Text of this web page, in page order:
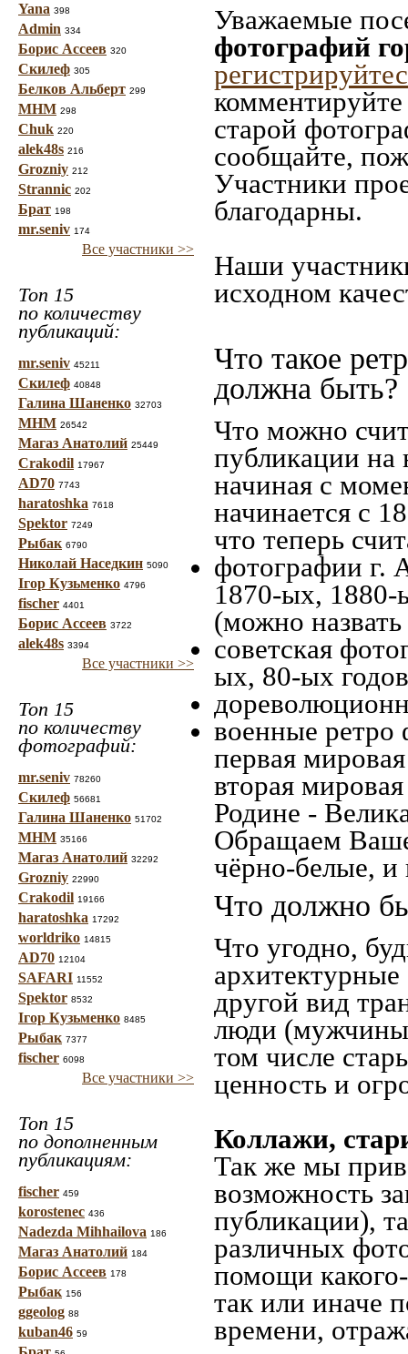
Yana 398
Admin 334
Борис Ассеев 320
Скилеф 305
Белков Альберт 299
МНМ 298
Chuk 220
alek48s 216
Grozniy 212
Strannic 202
Брат 198
mr.seniv 174
Все участники >>
Топ 15
по количеству
публикаций:
mr.seniv 45211
Скилеф 40848
Галина Шаненко 32703
МНМ 26542
Магаз Анатолий 25449
Crakodil 17967
AD70 7743
haratoshka 7618
Spektor 7249
Рыбак 6790
Николай Наседкин 5090
Ігор Кузьменко 4796
fischer 4401
Борис Ассеев 3722
alek48s 3394
Все участники >>
Топ 15
по количеству
фотографий:
mr.seniv 78260
Скилеф 56681
Галина Шаненко 51702
МНМ 35166
Магаз Анатолий 32292
Grozniy 22990
Crakodil 19166
haratoshka 17292
worldriko 14815
AD70 12104
SAFARI 11552
Spektor 8532
Ігор Кузьменко 8485
Рыбак 7377
fischer 6098
Все участники >>
Топ 15
по дополненным
публикациям:
fischer 459
korostenec 436
Nadezda Mihhailova 186
Магаз Анатолий 184
Борис Ассеев 178
Рыбак 156
ggeolog 88
kuban46 59
Уважаемые
фотографий
старой
сообщайте,
Участники
благодарны.
Наши
исходном
Что такое
должна быть?
Что можно
публикации
начиная c
начинается с
что теперь
фотографии г.
1870-ых, 1880-
(можно
советская
ых, 80-ых
военные ретро
первая
вторая
Родине -
Обращаем
чёрно-белые, и
Что должно
Что угодно,
другой вид
люди
том числе
ценность и
Коллажи,
Так же мы
возможность
публикации),
различных
помощи
так или иначе
времени,